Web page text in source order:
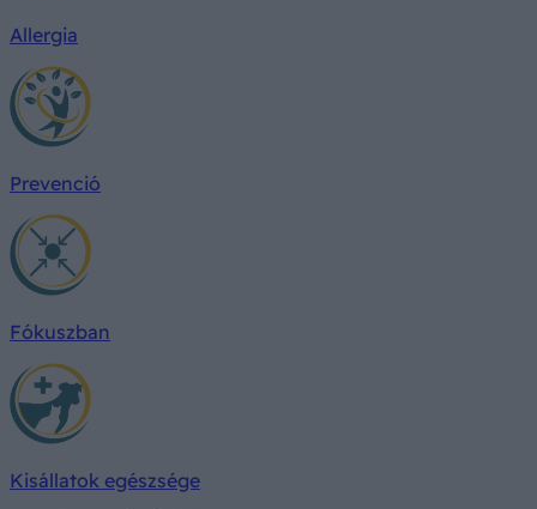
Allergia
Prevenció
Fókuszban
Kisállatok egészsége